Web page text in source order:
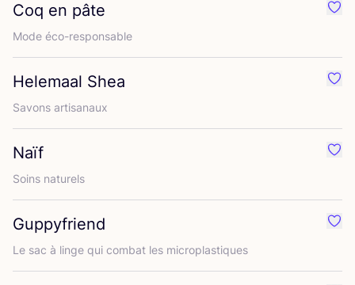
Coq en pâte
Mode éco-res­pon­sable
Helemaal Shea
Savons arti­sa­naux
Naïf
Soins natu­rels
Guppyfriend
Le sac à linge qui com­bat les microplastiques